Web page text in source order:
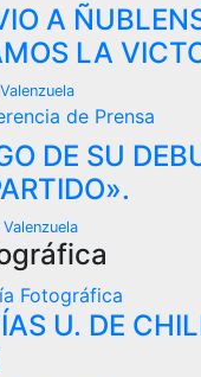
A
LA
de Prensa
DE SU
Fotográfica
U. DE